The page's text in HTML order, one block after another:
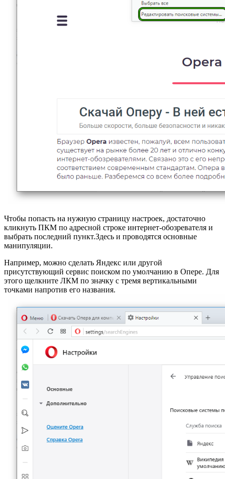
Чтобы попасть на нужную страницу настроек, достаточно
кликнуть ПКМ по адресной строке интернет-обозревателя и
выбрать последний пункт.Здесь и проводятся основные
манипуляции.
Например, можно сделать Яндекс или другой
присутствующий сервис поиском по умолчанию в Опере. Для
этого щелкните ЛКМ по значку с тремя вертикальными
точками напротив его названия.